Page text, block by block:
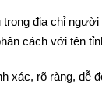
trong địa chỉ
cách với tên
xác, rõ ràng, dễ